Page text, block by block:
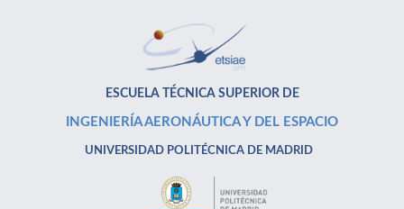
ESCUELA TÉCNICA SUPERIOR DE
INGENIERÍA AERONÁUTICA Y DEL ESPACIO
UNIVERSIDAD POLITÉCNICA DE MADRID